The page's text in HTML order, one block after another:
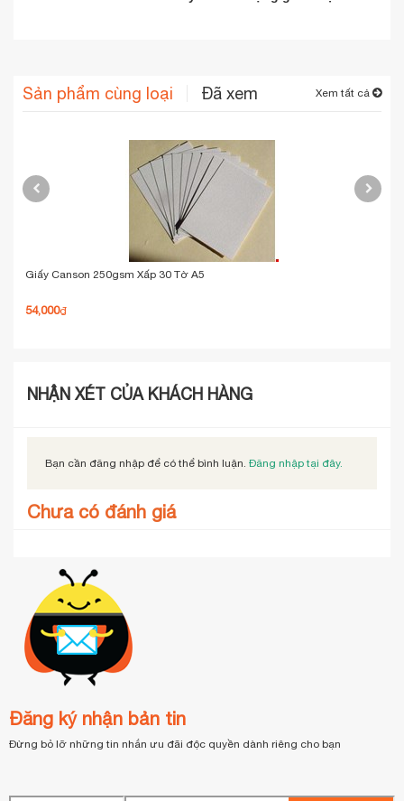
Sản phẩm cùng loại Đã xem Xem tất cả
Giấy Canson 250gsm Xấp 30 Tờ A5
54,000₫
NHẬN XÉT CỦA KHÁCH HÀNG
Bạn cần đăng nhập để có thể bình luận. Đăng nhập tại đây.
Chưa có đánh giá
Đăng ký nhận bản tin
Đừng bỏ lỡ những tin nhắn ưu đãi độc quyền dành riêng cho bạn